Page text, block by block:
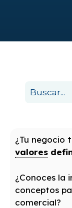
¿Tu negocio
valores
¿Conoces la
conceptos
comercial?